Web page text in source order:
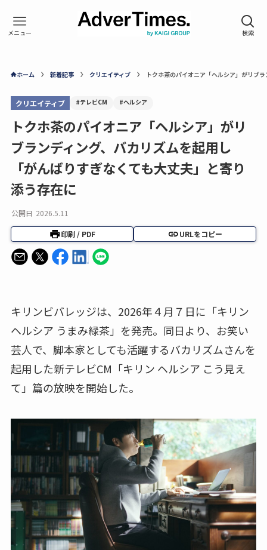
ホーム 新着記事 クリエイティブ トクホ茶のパイオニア「ヘルシア」がリブ
クリエイティブ #テレビCM #ヘルシア
トクホ茶のパイオニア「ヘルシア」がリ
ブランディング、バカリズムを起用し
「がんばりすぎなくても大丈夫」と寄り
添う存在に
公開日 2026.5.11
印刷 / PDF URLをコピー
キリンビバレッジは、2026年４月７日に「キリン
ヘルシア うまみ緑茶」を発売。同日より、お笑い
芸人で、脚本家としても活躍するバカリズムさんを
起用した新テレビCM「キリン ヘルシア こう見え
て」篇の放映を開始した。